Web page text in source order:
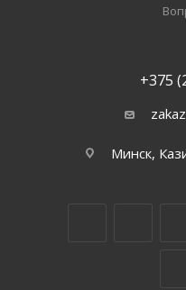
+375
Минск,